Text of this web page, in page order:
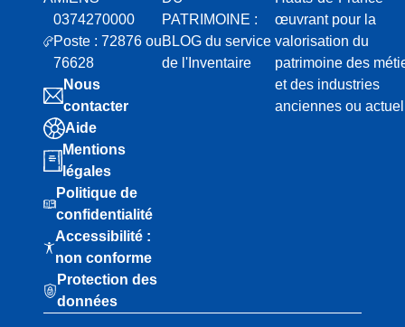
0374270000
Poste : 72876 ou
76628
Nous
contacter
Aide
Mentions
légales
Politique de
confidentialité
Accessibilité :
non conforme
Protection des
données
PATRIMOINE :
BLOG du service
de l'Inventaire
œuvrant pour la
valorisation du
patrimoine des
et des industries
anciennes ou